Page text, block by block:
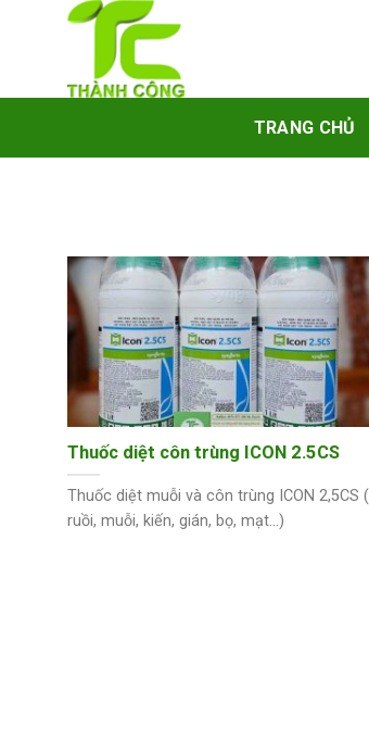
TRANG CHỦ
Thuốc diệt côn trùng ICON 2.5CS
Thuốc diệt muỗi và côn trùng ICON 2,5CS (
ruồi, muỗi, kiến, gián, bọ, mạt…)